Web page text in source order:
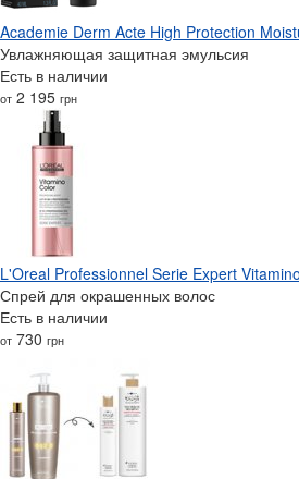
Academie Derm Acte High Protection
Увлажняющая защитная эмульсия
Есть в наличии
от 2 195 грн
L'Oreal Professionnel Serie Expert
Спрей для окрашенных волос
Есть в наличии
от 730 грн